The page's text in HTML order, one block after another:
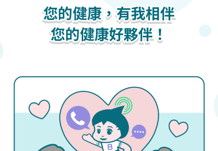
您的健康，有我相伴
您的健康好夥伴！
您的健康，有我相伴
您的健康好夥伴！
您的健康，有我相伴
您的健康好夥伴！